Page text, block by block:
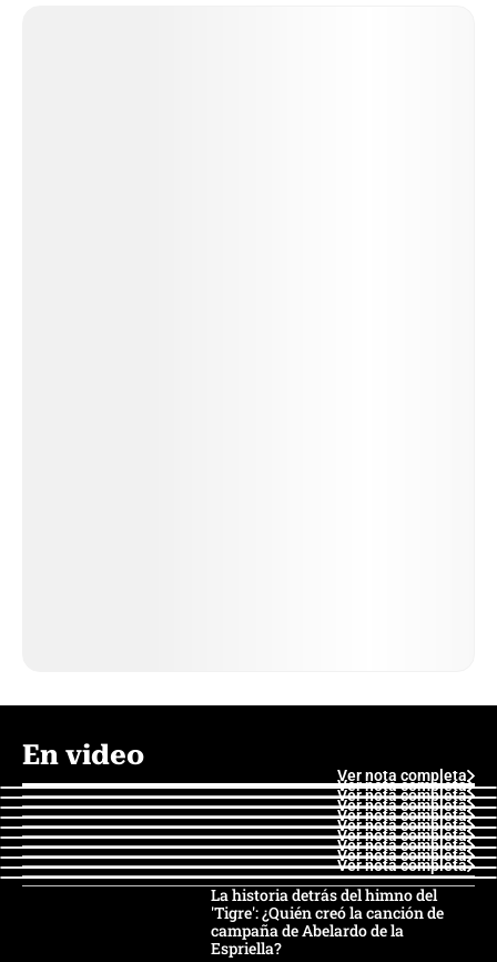
En video
Ver nota completa
Ver nota completa
Ver nota completa
Ver nota completa
Ver nota completa
Ver nota completa
Ver nota completa
Ver nota completa
Ver nota completa
Ver nota completa
La historia detrás del himno del
'Tigre': ¿Quién creó la canción de
campaña de Abelardo de la
Espriella?